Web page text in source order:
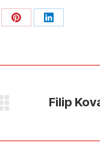
Share Share
Filip